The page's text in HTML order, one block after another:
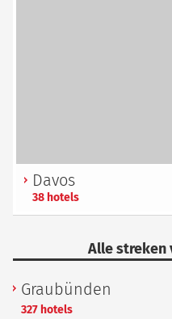
Davos
38 hotels
Alle streken
Graubünden
327 hotels